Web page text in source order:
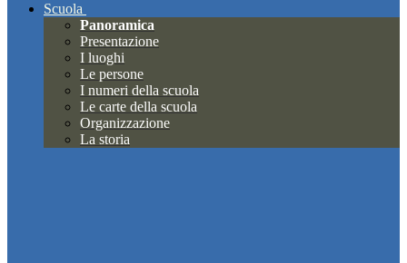
Scuola
Panoramica
Presentazione
I luoghi
Le persone
I numeri della scuola
Le carte della scuola
Organizzazione
La storia